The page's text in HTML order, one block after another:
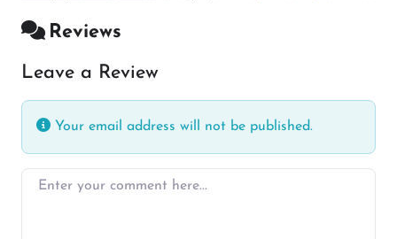
Reviews
Leave a Review
Your email address will not be published.
Enter your comment here…